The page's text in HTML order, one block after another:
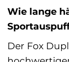
Wie lange
Der Fox